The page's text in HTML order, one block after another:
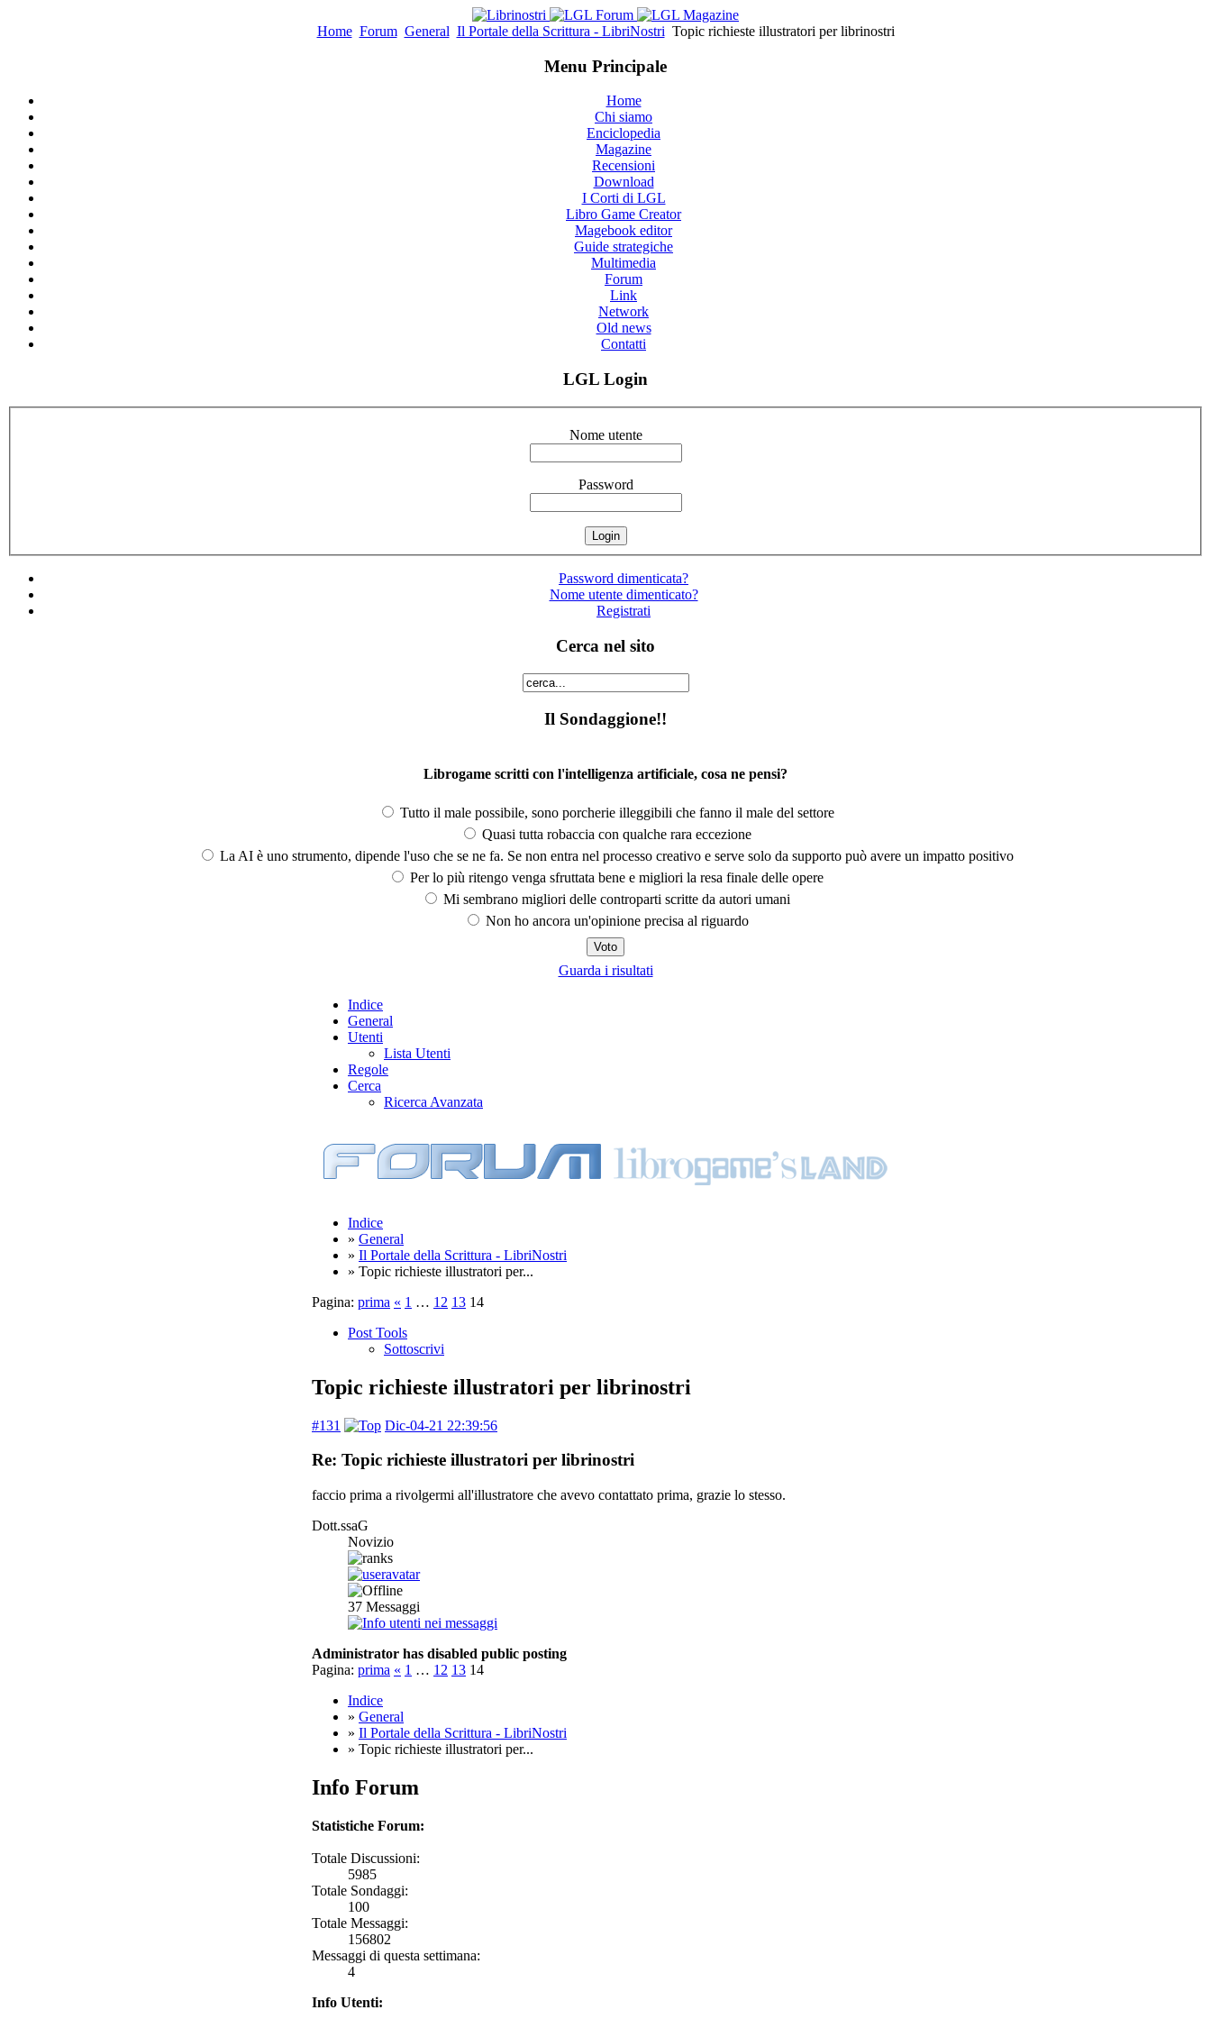
Home Forum General Il Portale della Scrittura - LibriNostri Topic richieste illustratori per librinostri
Menu Principale
Home
Chi siamo
Enciclopedia
Magazine
Recensioni
Download
I Corti di LGL
Libro Game Creator
Magebook editor
Guide strategiche
Multimedia
Forum
Link
Network
Old news
Contatti
LGL Login
Nome utente
Password
Password dimenticata?
Nome utente dimenticato?
Registrati
Cerca nel sito
Il Sondaggione!!
Librogame scritti con l'intelligenza artificiale, cosa ne pensi?
Tutto il male possibile, sono porcherie illeggibili che fanno il male del settore
Quasi tutta robaccia con qualche rara eccezione
La AI è uno strumento, dipende l'uso che se ne fa. Se non entra nel processo creativo e serve solo da supporto può avere un impatto positivo
Per lo più ritengo venga sfruttata bene e migliori la resa finale delle opere
Mi sembrano migliori delle controparti scritte da autori umani
Non ho ancora un'opinione precisa al riguardo
Guarda i risultati
Indice
General
Utenti
Lista Utenti
Regole
Cerca
Ricerca Avanzata
Indice
» General
» Il Portale della Scrittura - LibriNostri
» Topic richieste illustratori per...
Pagina: prima « 1 … 12 13 14
Post Tools
Sottoscrivi
Topic richieste illustratori per librinostri
#131 Dic-04-21 22:39:56
Re: Topic richieste illustratori per librinostri
faccio prima a rivolgermi all'illustratore che avevo contattato prima, grazie lo stesso.
Dott.ssaG
Novizio
37 Messaggi
Administrator has disabled public posting
Pagina: prima « 1 … 12 13 14
Indice
» General
» Il Portale della Scrittura - LibriNostri
» Topic richieste illustratori per...
Info Forum
Statistiche Forum:
Totale Discussioni:
5985
Totale Sondaggi:
100
Totale Messaggi:
156802
Messaggi di questa settimana:
4
Info Utenti: